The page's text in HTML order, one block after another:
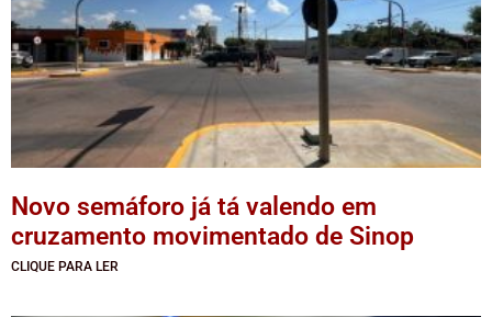
Novo semáforo já tá valendo em
cruzamento movimentado de Sinop
CLIQUE PARA LER